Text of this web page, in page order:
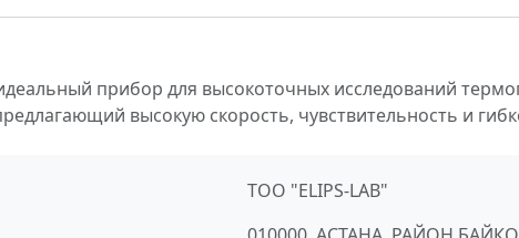
прибор для высокоточных исследований
высокую скорость, чувствительность и
ТОО "ELIPS-LAB"